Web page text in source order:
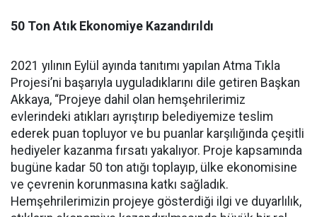
50 Ton Atık Ekonomiye Kazandırıldı
2021 yılının Eylül ayında tanıtımı yapılan Atma Tıkla
Projesi’ni başarıyla uyguladıklarını dile getiren Başkan
Akkaya, “Projeye dahil olan hemşehrilerimiz
evlerindeki atıkları ayrıştırıp belediyemize teslim
ederek puan topluyor ve bu puanlar karşılığında çeşitli
hediyeler kazanma fırsatı yakalıyor. Proje kapsamında
bugüne kadar 50 ton atığı toplayıp, ülke ekonomisine
ve çevrenin korunmasına katkı sağladık.
Hemşehrilerimizin projeye gösterdiği ilgi ve duyarlılık,